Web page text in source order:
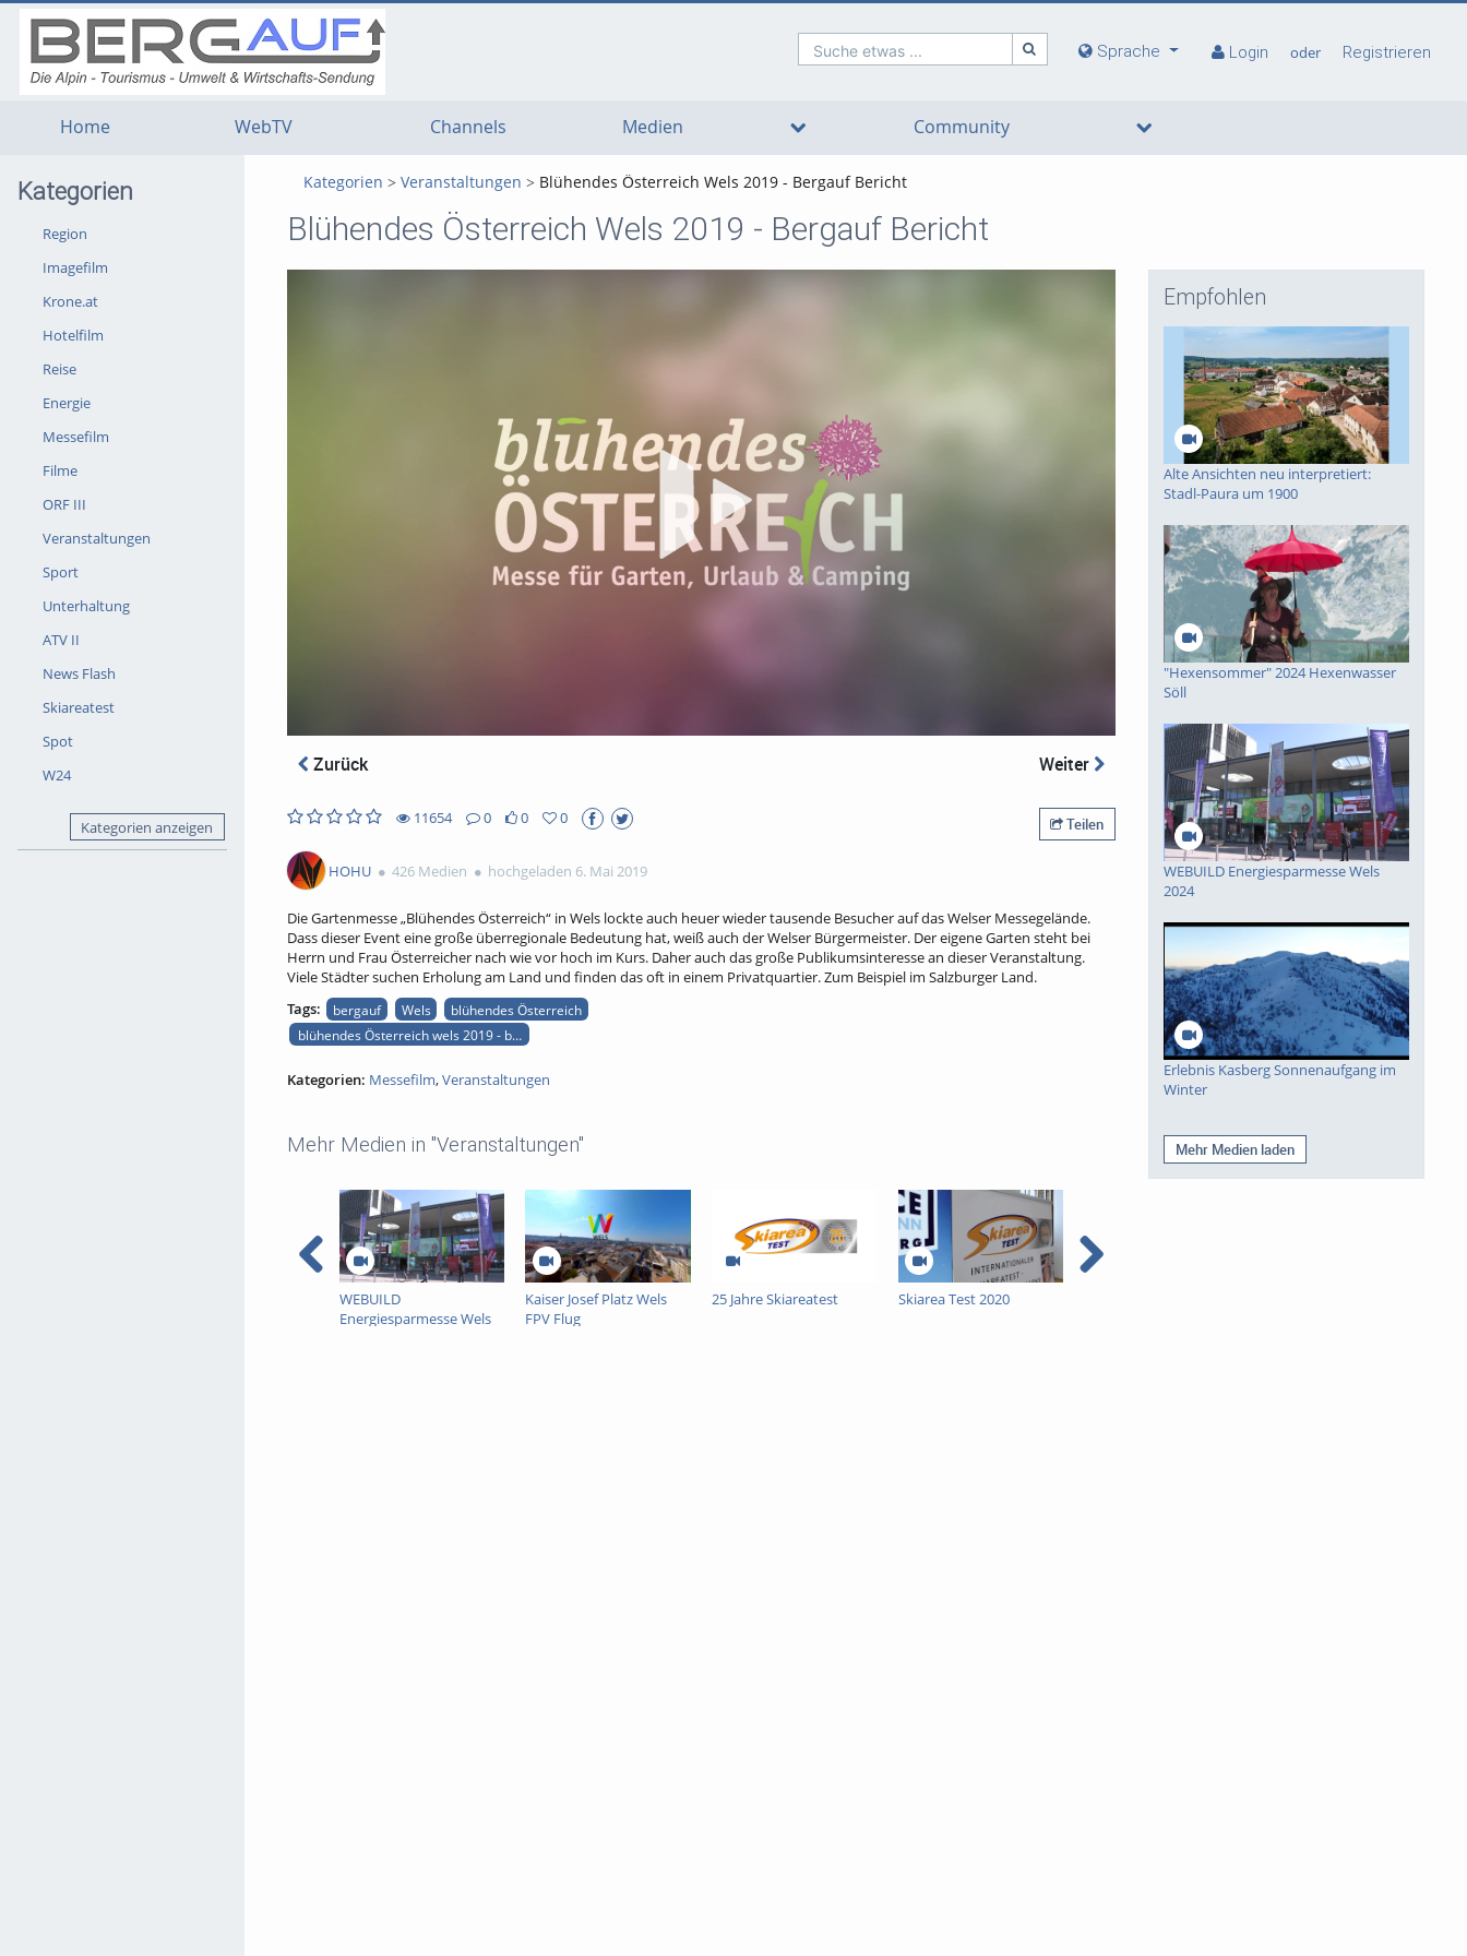
Suche etwas ... Sprache Login oder Registrieren
Home WebTV Channels Medien Community
Kategorien
Region
Imagefilm
Krone.at
Hotelfilm
Reise
Energie
Messefilm
Filme
ORF III
Veranstaltungen
Sport
Unterhaltung
ATV II
News Flash
Skiareatest
Spot
W24
Kategorien anzeigen
Kategorien Veranstaltungen Blühendes Österreich Wels 2019 - Bergauf Bericht
Blühendes Österreich Wels 2019 - Bergauf Bericht
Video
Zurück Weiter
11654
views
0
Kommentare
0
likes
0
favorites
Teilen
HOHU 426 Medien hochgeladen 6. Mai 2019
Die Gartenmesse „Blühendes Österreich“ in Wels lockte auch heuer wieder tausende Besucher auf das Welser Messegelände.
Dass dieser Event eine große überregionale Bedeutung hat, weiß auch der Welser Bürgermeister. Der eigene Garten steht bei
Herrn und Frau Österreicher nach wie vor hoch im Kurs. Daher auch das große Publikumsinteresse an dieser Veranstaltung.
Viele Städter suchen Erholung am Land und finden das oft in einem Privatquartier. Zum Beispiel im Salzburger Land.
Tags:
bergauf Wels
blühendes Österreich
blühendes Österreich wels 2019 - bergauf bericht
Kategorien: Messefilm,Veranstaltungen
Mehr Medien in "Veranstaltungen"
WEBUILD
Energiesparmesse Wels
Kaiser Josef Platz Wels
FPV Flug
25 Jahre Skiareatest Skiarea Test 2020
Empfohlen
Alte Ansichten neu interpretiert:
Stadl-Paura um 1900
"Hexensommer" 2024 Hexenwasser
Söll
WEBUILD Energiesparmesse Wels
2024
Erlebnis Kasberg Sonnenaufgang im
Winter
Mehr Medien laden